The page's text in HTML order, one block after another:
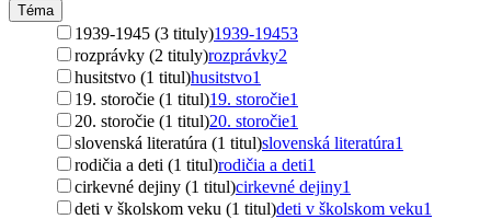
Téma
1939-1945 (3 tituly)1939-19453
rozprávky (2 tituly)rozprávky2
husitstvo (1 titul)husitstvo1
19. storočie (1 titul)19. storočie1
20. storočie (1 titul)20. storočie1
slovenská literatúra (1 titul)slovenská literatúra1
rodičia a deti (1 titul)rodičia a deti1
cirkevné dejiny (1 titul)cirkevné dejiny1
deti v školskom veku (1 titul)deti v školskom veku1